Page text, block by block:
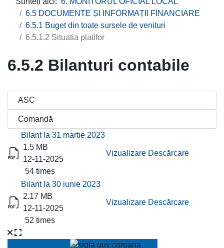
6.5 DOCUMENTE ȘI INFORMAȚII FINANCIARE
6.5.1 Buget din toate sursele de venituri
6.5.1.2 Situatia platilor
6.5.2 Bilanturi contabile
Titlu
Descărcare
Bilant la 31 martie 2023
1.5 MB
12-11-2025
54 times
Vizualizare Descărcare
Bilant la 30 iunie 2023
2.17 MB
12-11-2025
52 times
Vizualizare Descărcare